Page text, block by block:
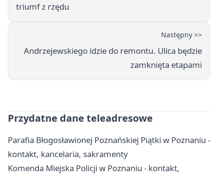
triumf z rzędu
Następny >>
Andrzejewskiego idzie do remontu. Ulica będzie
zamknięta etapami
Przydatne dane teleadresowe
Parafia Błogosławionej Poznańskiej Piątki w Poznaniu -
kontakt, kancelaria, sakramenty
Komenda Miejska Policji w Poznaniu - kontakt,